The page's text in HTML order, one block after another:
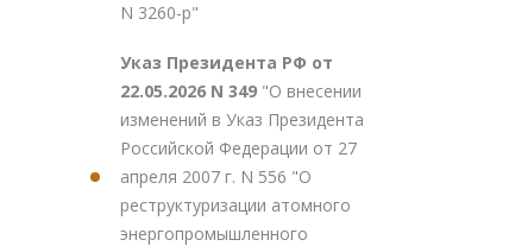
N 3260-р"
Указ Президента РФ от
22.05.2026 N 349 "О внесении
изменений в Указ Президента
Российской Федерации от 27
апреля 2007 г. N 556 "О
реструктуризации атомного
энергопромышленного